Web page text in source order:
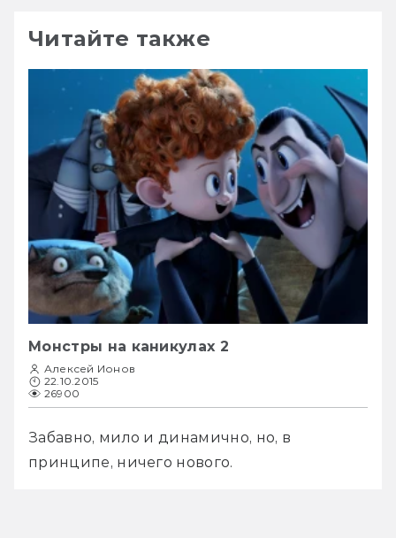
Читайте также
Монстры на каникулах 2
Алексей Ионов
22.10.2015
26900
Забавно, мило и динамично, но, в
принципе, ничего нового.